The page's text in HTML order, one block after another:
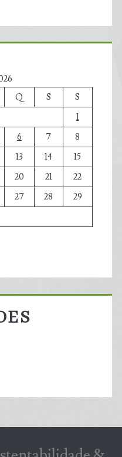
Q S
S
1
6 7
8
13 14
15
20 21
22
27 28
29